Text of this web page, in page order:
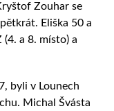
Zouhar se
Eliška 50 a
a 8. místo) a
byli v Lounech
Michal Švásta